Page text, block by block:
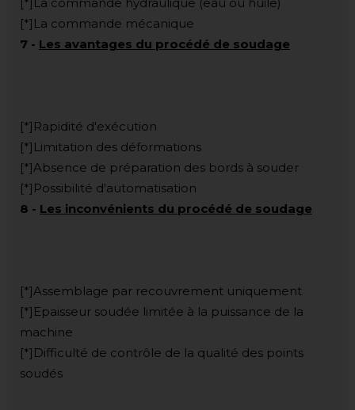
[*]La commande mécanique
7 - Les avantages du procédé de soudage
[*]Rapidité d'exécution
[*]Limitation des déformations
[*]Absence de préparation des bords à souder
[*]Possibilité d'automatisation
8 - Les inconvénients du procédé de soudage
[*]Assemblage par recouvrement uniquement
[*]Epaisseur soudée limitée à la puissance de la
machine
[*]Difficulté de contrôle de la qualité des points
soudés